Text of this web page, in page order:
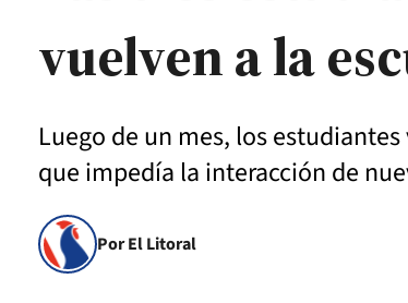
vuelven a la
Luego de un mes, los
que impedía la interacción de
Por El Litoral